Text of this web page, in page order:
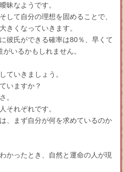
昧なようです。
して自分の理想を固めることで、
きくなっていきます。
彼氏ができる確率は80％、早くて
いるかもしれません。
ていきましょう。
いますか？
。
それぞれです。
、まず自分が何を求めているのか
かったとき、自然と運命の人が現